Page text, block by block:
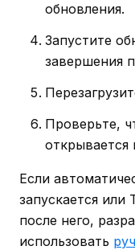
обновления.
Запустите
завершения
Проверьте,
Если
запускается или
после него,
использовать